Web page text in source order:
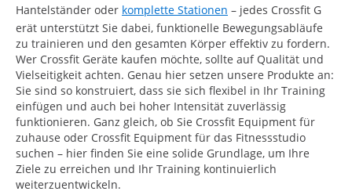
Hantelständer oder komplette Stationen – jedes Crossfit G
erät unterstützt Sie dabei, funktionelle Bewegungsabläufe
zu trainieren und den gesamten Körper effektiv zu fordern.
Wer Crossfit Geräte kaufen möchte, sollte auf Qualität und
Vielseitigkeit achten. Genau hier setzen unsere Produkte an:
Sie sind so konstruiert, dass sie sich flexibel in Ihr Training
einfügen und auch bei hoher Intensität zuverlässig
funktionieren. Ganz gleich, ob Sie Crossfit Equipment für
zuhause oder Crossfit Equipment für das Fitnessstudio
suchen – hier finden Sie eine solide Grundlage, um Ihre
Ziele zu erreichen und Ihr Training kontinuierlich
weiterzuentwickeln.